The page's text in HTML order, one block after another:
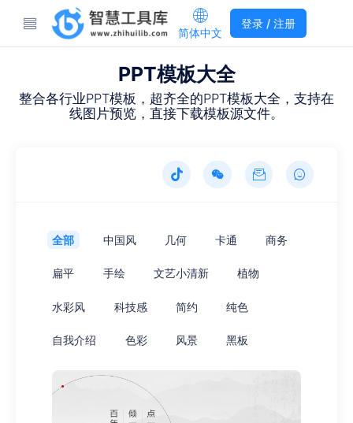
简体中文
登录 / 注册
PPT模板大全
整合各行业PPT模板，超齐全的PPT模板大全，支持在
线图片预览，直接下载模板源文件。
全部 中国风 几何 卡通 商务
扁平 手绘 文艺小清新 植物
水彩风 科技感 简约 纯色
自我介绍 色彩 风景 黑板